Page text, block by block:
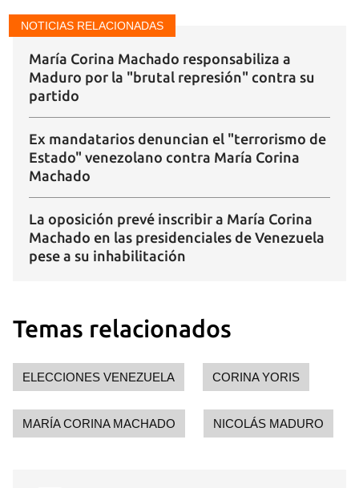
NOTICIAS RELACIONADAS
María Corina Machado responsabiliza a
Maduro por la "brutal represión" contra su
partido
Ex mandatarios denuncian el "terrorismo de
Estado" venezolano contra María Corina
Machado
La oposición prevé inscribir a María Corina
Machado en las presidenciales de Venezuela
pese a su inhabilitación
Temas relacionados
ELECCIONES VENEZUELA CORINA YORIS
MARÍA CORINA MACHADO NICOLÁS MADURO